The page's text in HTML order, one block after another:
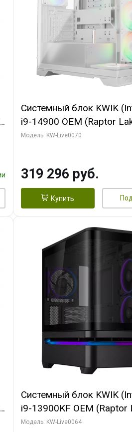
Системный блок KWIK
i9-14900 OEM (Raptor
C24 16EC/8PC// 64 ГБ
GDDR7 256bit/ 960 ГБ
Модель: KW-Live0070
319 296 руб.
Купить
Системный блок KWIK
i9-13900KF OEM (Raptor
7, C24 16EC/8P/ 64 ГБ
Модель: KW-Live0064